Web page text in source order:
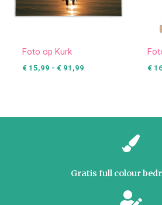
Foto op Kurk
€15,99 - €91,99 €
Gratis full colour